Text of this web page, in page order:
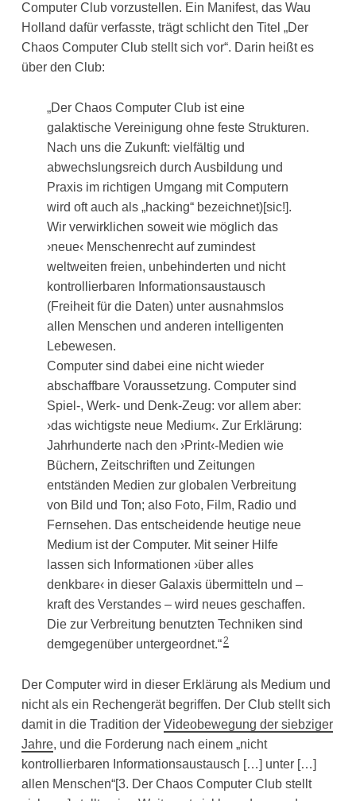
Computer Club vorzustellen. Ein Manifest, das Wau
Holland dafür verfasste, trägt schlicht den Titel „Der
Chaos Computer Club stellt sich vor“. Darin heißt es
über den Club:
„Der Chaos Computer Club ist eine
galaktische Vereinigung ohne feste Strukturen.
Nach uns die Zukunft: vielfältig und
abwechslungsreich durch Ausbildung und
Praxis im richtigen Umgang mit Computern
wird oft auch als „hacking“ bezeichnet)[sic!].
Wir verwirklichen soweit wie möglich das
›neue‹ Menschenrecht auf zumindest
weltweiten freien, unbehinderten und nicht
kontrollierbaren Informationsaustausch
(Freiheit für die Daten) unter ausnahmslos
allen Menschen und anderen intelligenten
Lebewesen.
Computer sind dabei eine nicht wieder
abschaffbare Voraussetzung. Computer sind
Spiel-, Werk- und Denk-Zeug: vor allem aber:
›das wichtigste neue Medium‹. Zur Erklärung:
Jahrhunderte nach den ›Print‹-Medien wie
Büchern, Zeitschriften und Zeitungen
entständen Medien zur globalen Verbreitung
von Bild und Ton; also Foto, Film, Radio und
Fernsehen. Das entscheidende heutige neue
Medium ist der Computer. Mit seiner Hilfe
lassen sich Informationen ›über alles
denkbare‹ in dieser Galaxis übermitteln und –
kraft des Verstandes – wird neues geschaffen.
Die zur Verbreitung benutzten Techniken sind
demgegenüber untergeordnet.“2
Der Computer wird in dieser Erklärung als Medium und
nicht als ein Rechengerät begriffen. Der Club stellt sich
damit in die Tradition der Videobewegung der siebziger
Jahre, und die Forderung nach einem „nicht
kontrollierbaren Informationsaustausch […] unter […]
allen Menschen“[3. Der Chaos Computer Club stellt